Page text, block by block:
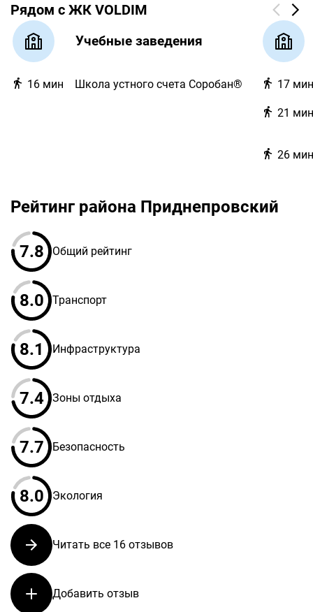
Рядом с ЖК VOLDIM
Учебные заведения
16 мин Школа устного счета Соробан® 17
21
26
Рейтинг района Приднепровский
7.8 Общий рейтинг
8.0 Транспорт
8.1 Инфраструктура
7.4 Зоны отдыха
7.7 Безопасность
8.0 Экология
Читать все 16 отзывов
Добавить отзыв